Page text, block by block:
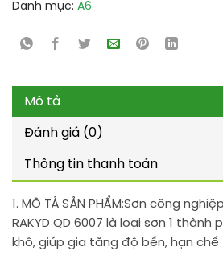
Danh mục: A6
Mô tả
Đánh giá (0)
Thông tin thanh toán
1. MÔ TẢ SẢN PHẨM:Sơn công
RAKYD QD 6007 là loại sơn 1 thành
khô, giúp gia tăng độ bền, hạn